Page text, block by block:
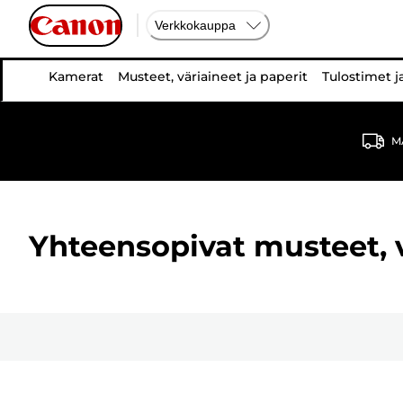
Verkkokauppa
Kamerat Musteet, väriaineet ja paperit Tulostimet
Yhteensopivat